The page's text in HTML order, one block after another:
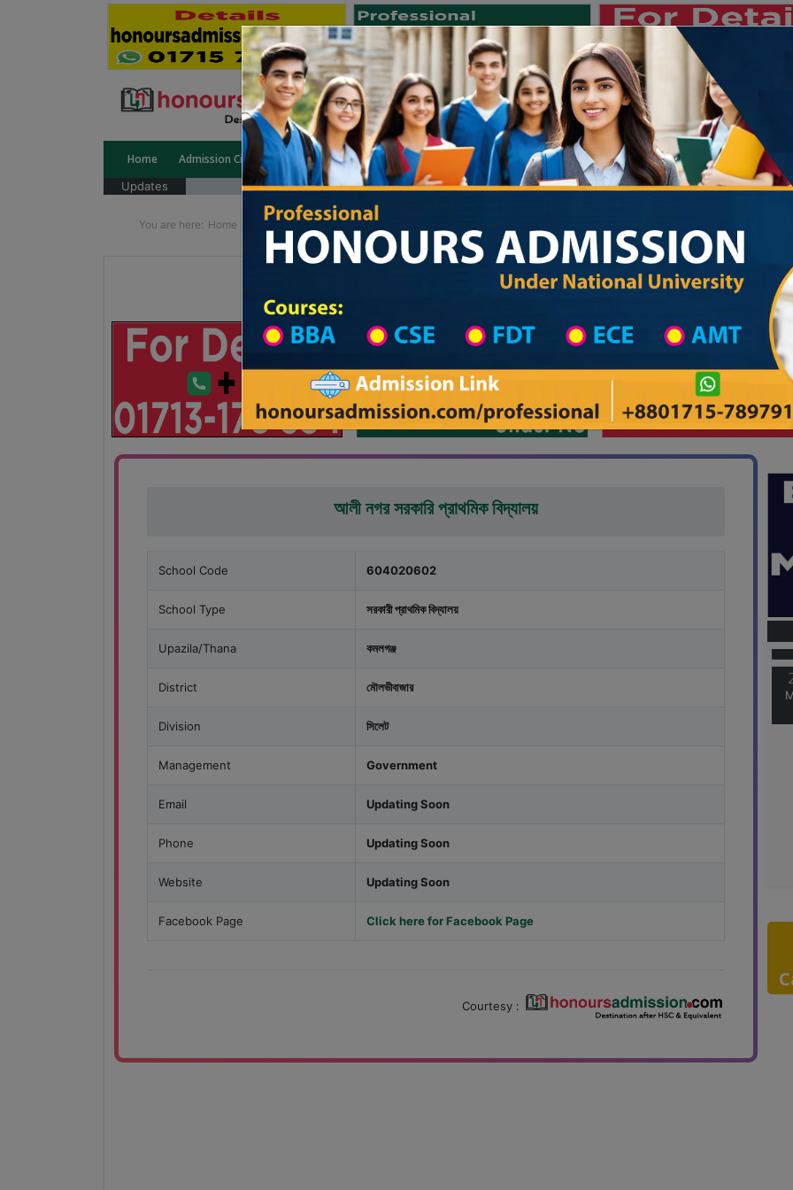
Home Admission Circular Public University Private University International University University College
Updates জাতীয় বিশ্ববিদ্যালয় ২০২৫-২৬ শিক্ষাবর্ষের
You are here: Home School Category Division List
Private University Admission
আলী নগর সরকারি প্রাথমিক বিদ্যালয়
School Code 604020602
School Type সরকারী প্রাথমিক বিদ্যালয়
Upazila/Thana কমলগঞ্জ
District মৌলভীবাজার
Division সিলেট
Management Government
Email Updating Soon
Phone Updating Soon
Website Updating Soon
Facebook Page Click here for Facebook Page
Courtesy :